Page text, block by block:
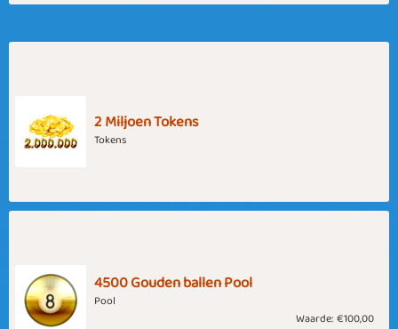
2 Miljoen Tokens
Tokens
4500 Gouden ballen Pool
Pool
Waarde: €100,00